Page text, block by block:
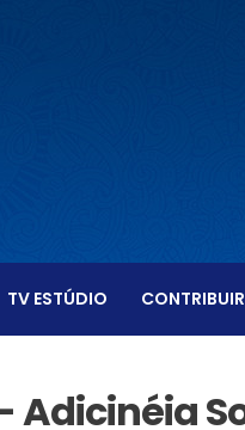
TV ESTÚDIO CONTRIBUIR
Adicinéia